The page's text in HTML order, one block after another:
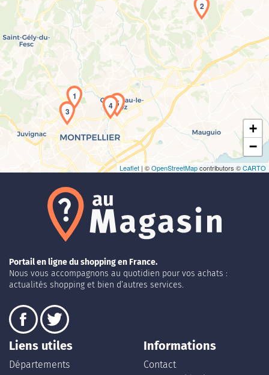
Chargement de la carte en cours...
1
2
3
4 5
+
−
Leaflet | ©OpenStreetMapcontributors ©CARTO
Portail en ligne du shopping en France.
Nous vous accompagnons au quotidien pour vos achats :
actualités shopping et bien d’autres services.
Liens utiles
Départements
Informations
Contact